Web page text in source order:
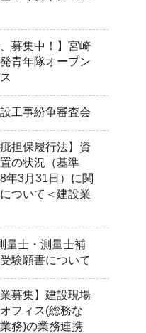
、募集中！】宮崎
青年隊オープン
工事紛争審査会
疵担保履行法】資
の状況（基準
年3月31日）に関
ついて＜建設業
量士・測量士補
験願書について
業募集】建設現場
フィス(総務な
務)の業務連携